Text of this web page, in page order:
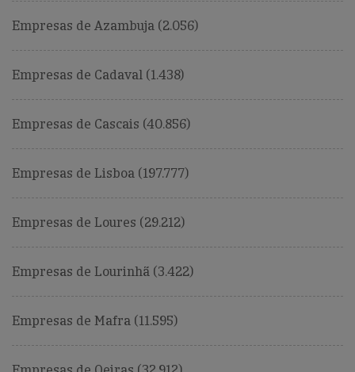
Empresas de Azambuja (2.056)
Empresas de Cadaval (1.438)
Empresas de Cascais (40.856)
Empresas de Lisboa (197.777)
Empresas de Loures (29.212)
Empresas de Lourinhã (3.422)
Empresas de Mafra (11.595)